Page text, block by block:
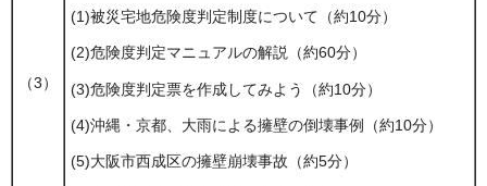
（3）
(1)被災宅地危険度判定制度について（約10分）
(2)危険度判定マニュアルの解説（約60分）
(3)危険度判定票を作成してみよう（約10分）
(4)沖縄・京都、大雨による擁壁の倒壊事例（約10分）
(5)大阪市西成区の擁壁崩壊事故（約5分）